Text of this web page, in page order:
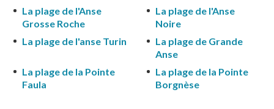
La plage de l'Anse
Grosse Roche
La plage de l'Anse
Noire
La plage de l'anse Turin
La plage de Grande
Anse
La plage de la Pointe
Faula
La plage de la Pointe
Borgnèse